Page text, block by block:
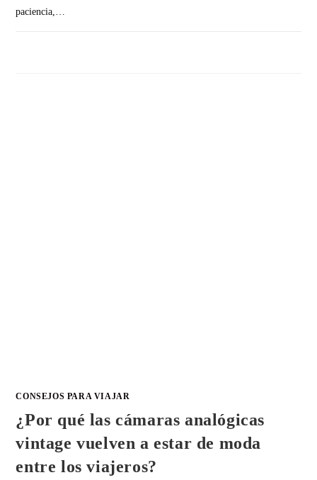
paciencia,…
CONSEJOS PARA VIAJAR
¿Por qué las cámaras analógicas
vintage vuelven a estar de moda
entre los viajeros?